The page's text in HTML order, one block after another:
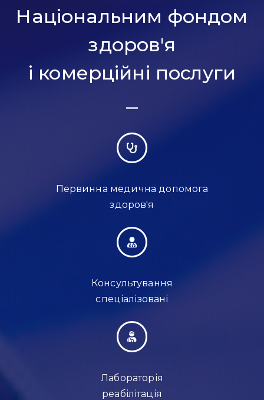
Національним фондом
здоров'я
і комерційні послуги
Первинна медична допомога
здоров'я
Консультування
спеціалізовані
Лабораторія
реабілітація